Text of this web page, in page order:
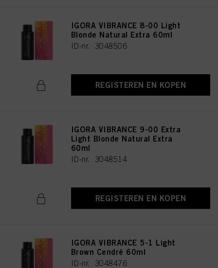
IGORA VIBRANCE 8-00 Light
Blonde Natural Extra 60ml
ID-nr. 3048506
REGISTEREN EN KOPEN
IGORA VIBRANCE 9-00 Extra
Light Blonde Natural Extra
60ml
ID-nr. 3048514
REGISTEREN EN KOPEN
IGORA VIBRANCE 5-1 Light
Brown Cendré 60ml
ID-nr. 3048476